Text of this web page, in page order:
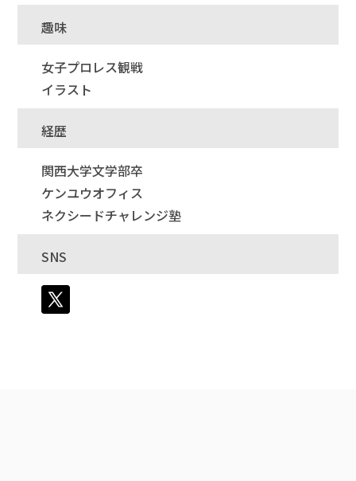
趣味
女子プロレス観戦
イラスト
経歴
関西大学文学部卒
ケンユウオフィス
ネクシードチャレンジ塾
SNS